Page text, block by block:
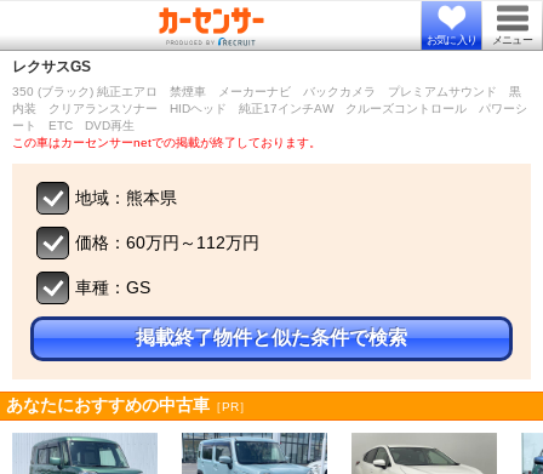
お気に入り メニュー
レクサスGS
350 (ブラック) 純正エアロ 禁煙車 メーカーナビ バックカメラ プレミアムサウンド 黒
内装 クリアランスソナー HIDヘッド 純正17インチAW クルーズコントロール パワーシ
ート ETC DVD再生
この車はカーセンサーnetでの掲載が終了しております。
地域：熊本県
価格：60万円～112万円
車種：GS
掲載終了物件と似た条件で検索
あなたにおすすめの中古車 ［PR］